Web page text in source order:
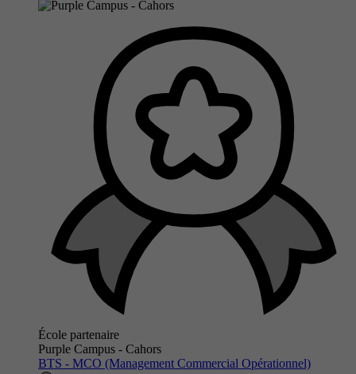
École partenaire
Purple Campus - Cahors
BTS - MCO (Management Commercial Opérationnel)